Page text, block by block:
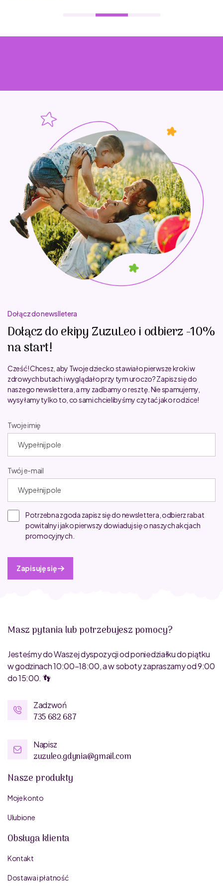
Dołącz do newslletera
Dołącz do ekipy ZuzuLeo i odbierz -10%
na start!
Cześć! Chcesz, aby Twoje dziecko stawiało pierwsze kroki w
zdrowych butach i wyglądało przy tym uroczo? Zapisz się do
naszego newslettera, a my zadbamy o resztę. Nie spamujemy,
wysyłamy tylko to, co sami chcielibyśmy czytać jako rodzice!
Twoje imię
Twój e-mail
Potrzebna zgoda zapisz się do newslettera, odbierz rabat
powitalny i jako pierwszy dowiaduj się o naszych akcjach
promocyjnych.
Zapisuję się
Masz pytania lub potrzebujesz pomocy?
Jesteśmy do Waszej dyspozycji od poniedziałku do piątku
w godzinach 10:00–18:00, a w soboty zapraszamy od 9:00
do 15:00. 👣
Zadzwoń
735 682 687
Napisz
zuzuleo.gdynia@gmail.com
Nasze produkty
Moje konto
Ulubione
Obsługa klienta
Kontakt
Dostawa i płatność